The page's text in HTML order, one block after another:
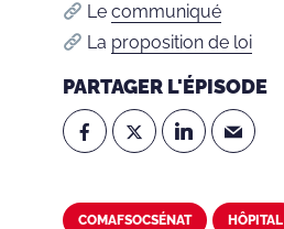
Lecommuniqué
La proposition de loi
PARTAGER L'ÉPISODE
COMAFSOCSÉNAT HÔPITAL